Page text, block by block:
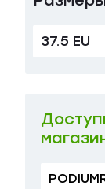
37.5 EU
38 EU
41 EU